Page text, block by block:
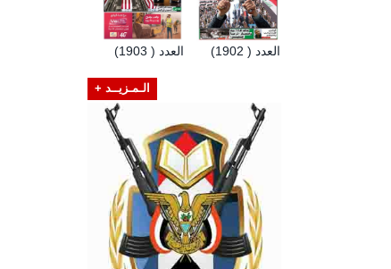
العدد ( 1903) العدد ( 1902)
الـمـزيــد +